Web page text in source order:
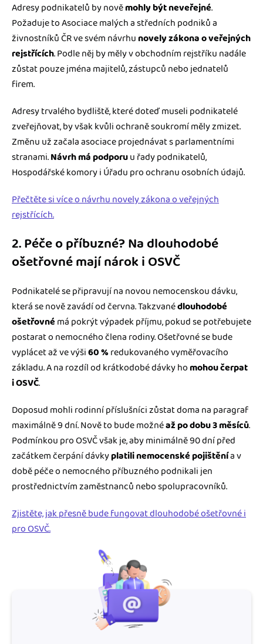
Adresy podnikatelů by nověmohly být neveřejné.
Požaduje to Asociace malých a středních podniků a
živnostníků ČR ve svém návrhunovely zákona o veřejných
rejstřících. Podle něj by měly v obchodním rejstříku nadále
zůstat pouze jména majitelů, zástupců nebo jednatelů
firem.
Adresy trvalého bydliště, které doteď museli podnikatelé
zveřejňovat, by však kvůli ochraně soukromí měly zmizet.
Změnu už začala asociace projednávat s parlamentními
stranami.Návrh má podporuu řady podnikatelů,
Hospodářské komory i Úřadu pro ochranu osobních údajů.
Přečtěte si více o návrhu novely zákona o veřejných
rejstřících.
2. Péče o příbuzné? Na dlouhodobé
ošetřovné mají nárok i OSVČ
Podnikatelé se připravují na novou nemocenskou dávku,
která se nově zavádí od června. Takzvanédlouhodobé
ošetřovnémá pokrýt výpadek příjmu, pokud se potřebujete
postarat o nemocného člena rodiny. Ošetřovné se bude
vyplácet až ve výši60 %redukovaného vyměřovacího
základu. A na rozdíl od krátkodobé dávky homohou čerpat
i OSVČ.
Doposud mohli rodinní příslušníci zůstat doma na paragraf
maximálně 9 dní. Nově to bude možnéaž po dobu 3 měsíců.
Podmínkou pro OSVČ však je, aby minimálně 90 dní před
začátkem čerpání dávkyplatili nemocenské pojištěnía v
době péče o nemocného příbuzného podnikali jen
prostřednictvím zaměstnanců nebo spolupracovníků.
Zjistěte, jak přesně bude fungovat dlouhodobé ošetřovné i
pro OSVČ.